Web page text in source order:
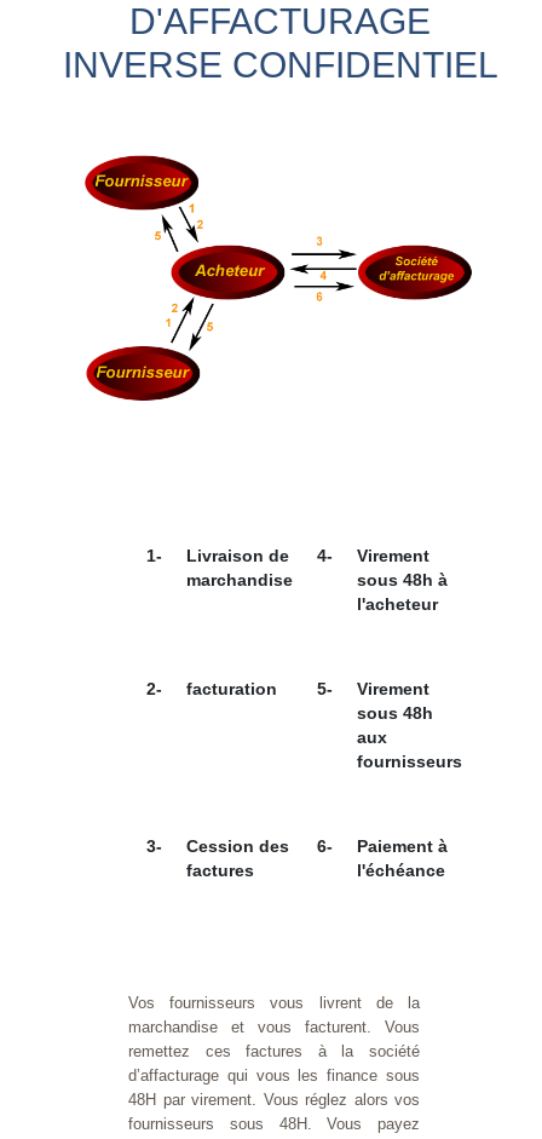
D'AFFACTURAGE
INVERSE CONFIDENTIEL
1-
Livraison de
marchandise
4-
Virement
sous 48h à
l'acheteur
2- facturation 5-
Virement
sous 48h
aux
fournisseurs
3-
Cession des
factures
6-
Paiement à
l'échéance
Vos fournisseurs vous livrent de la
marchandise et vous facturent. Vous
remettez ces factures à la société
d’affacturage qui vous les finance sous
48H par virement. Vous réglez alors vos
fournisseurs sous 48H. Vous payez